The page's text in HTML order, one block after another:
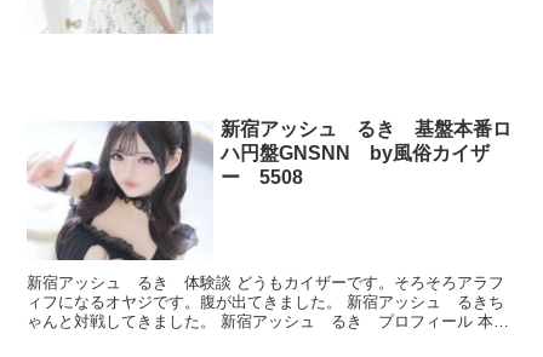
新宿アッシュ るき 基盤本番ロ
ハ円盤GNSNN by風俗カイザ
ー 5508
新宿アッシュ るき 体験談 どうもカイザーです。そろそろアラフ
ィフになるオヤジです。腹が出てきました。 新宿アッシュ るきち
ゃんと対戦してきました。 新宿アッシュ るき プロフィール 本番